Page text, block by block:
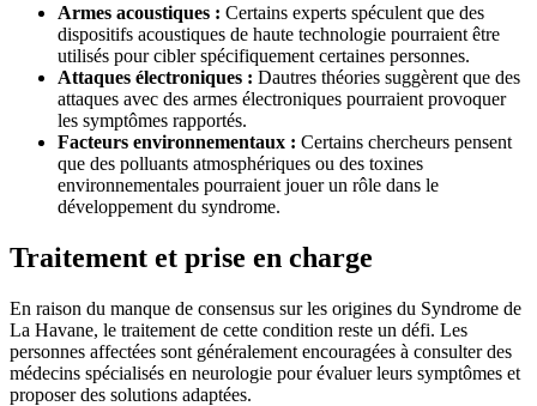
Armes acoustiques : Certains experts spéculent que des
dispositifs acoustiques de haute technologie pourraient être
utilisés pour cibler spécifiquement certaines personnes.
Attaques électroniques : Dautres théories suggèrent que des
attaques avec des armes électroniques pourraient provoquer
les symptômes rapportés.
Facteurs environnementaux : Certains chercheurs pensent
que des polluants atmosphériques ou des toxines
environnementales pourraient jouer un rôle dans le
développement du syndrome.
Traitement et prise en charge
En raison du manque de consensus sur les origines du Syndrome de
La Havane, le traitement de cette condition reste un défi. Les
personnes affectées sont généralement encouragées à consulter des
médecins spécialisés en neurologie pour évaluer leurs symptômes et
proposer des solutions adaptées.